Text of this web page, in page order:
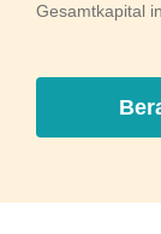
Gesamtkapital